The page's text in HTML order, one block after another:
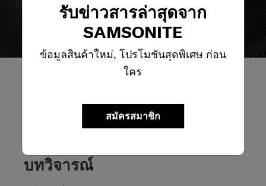
รับข่าวสารล่าสุดจาก
SAMSONITE
ข้อมูลสินค้าใหม่, โปรโมชันสุดพิเศษ ก่อน
ใคร
สมัครสมาชิก
รีวิวผลิตภัณฑ์
บทวิจารณ์